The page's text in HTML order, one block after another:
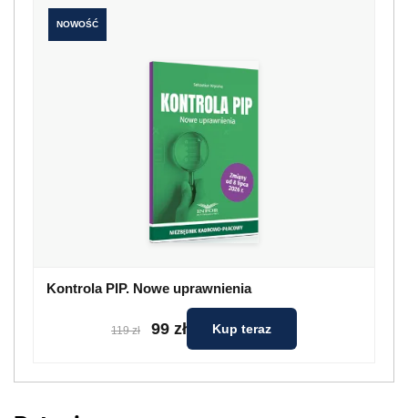
NOWOŚĆ
Kontrola PIP. Nowe uprawnienia
119 zł 99 zł Kup teraz